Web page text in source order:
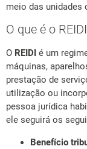
meio das unidades
O que é o
O REIDI é um
máquinas,
prestação de
utilização ou
pessoa jurídica
ele seguirá os
Benefício